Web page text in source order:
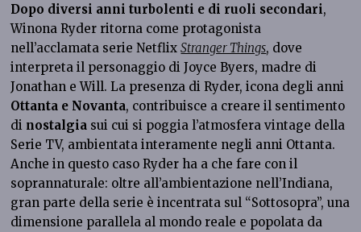
Dopo diversi anni turbolenti e di ruoli secondari,
Winona Ryder ritorna come protagonista
nell’acclamata serie NetflixStranger Things, dove
interpreta il personaggio di Joyce Byers, madre di
Jonathan e Will. La presenza di Ryder, icona degli anni
Ottanta e Novanta, contribuisce a creare il sentimento
di nostalgia sui cui si poggia l’atmosfera vintage della
Serie TV, ambientata interamente negli anni Ottanta.
Anche in questo caso Ryder ha a che fare con il
soprannaturale: oltre all’ambientazione nell’Indiana,
gran parte della serie è incentrata sul “Sottosopra”, una
dimensione parallela al mondo reale e popolata da